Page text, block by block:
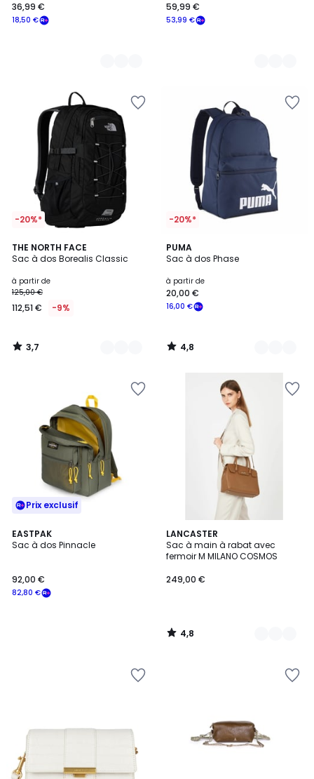
18,50 €
36,99 €
53,99 €
59,99 €
-20%*
THE NORTH FACE
Sac à dos Borealis Classic
à partir de
125,00 €
112,51 € -9%
3,7
/ 5
3
Couleurs
3,7
/
-20%*
PUMA
Sac à dos Phase
à partir de
16,00 €
20,00 €
4,8
/ 5
2
Couleurs
4,8
/
Prix exclusif
EASTPAK
Sac à dos Pinnacle
82,80 €
92,00 €
LANCASTER
Sac à main à rabat avec
fermoir M MILANO COSMOS
249,00 €
4,8
/ 5
9
Couleurs
4,8
/